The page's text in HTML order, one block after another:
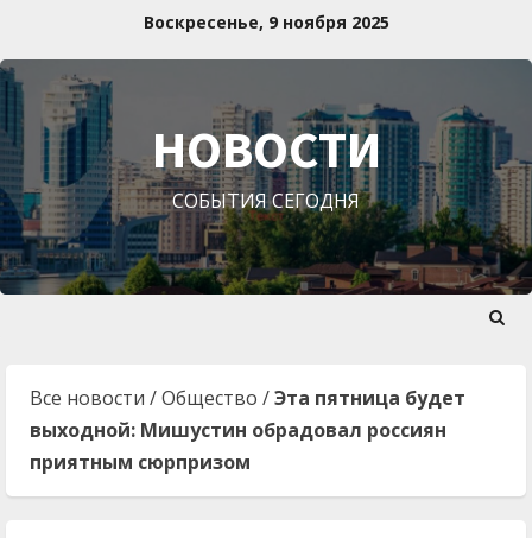
содержимому
Воскресенье, 9 ноября 2025
НОВОСТИ
СОБЫТИЯ СЕГОДНЯ
Все новости /Общество /Эта пятница будет
выходной: Мишустин обрадовал россиян
приятным сюрпризом